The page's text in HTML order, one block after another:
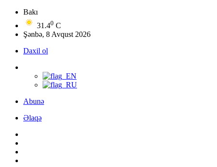
Bakı
31.40 C
Şənbə, 8 Avqust 2026
Daxil ol
Abunə
Əlaqə